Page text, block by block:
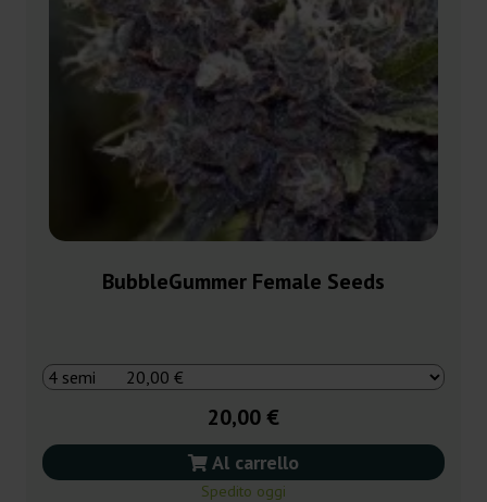
BubbleGummer Female Seeds
20,00 €
Al carrello
Spedito oggi